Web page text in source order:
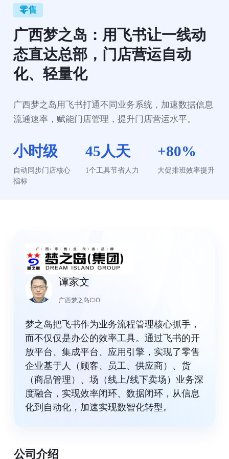
零售
广西梦之岛：用飞书让一线动
态直达总部，门店营运自动
化、轻量化
广西梦之岛用飞书打通不同业务系统，加速数据信息
流通速率，赋能门店管理，提升门店营运水平。
小时级
自动同步门店核心
指标
45人天
1个工具节省人力
+80%
大促排班效率提升
谭家文
广西梦之岛CIO
梦之岛把飞书作为业务流程管理核心抓手，
而不仅仅是办公的效率工具。通过飞书的开
放平台、集成平台、应用引擎，实现了零售
企业基于人（顾客、员工、供应商）、货
（商品管理）、场（线上/线下卖场）业务深
度融合，实现效率闭环、数据闭环，从信息
化到自动化，加速实现数智化转型。
公司介绍